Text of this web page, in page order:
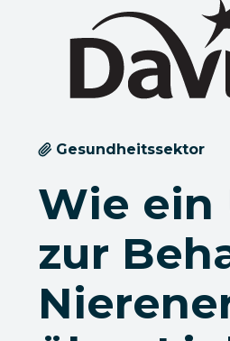
Gesundheitssektor
Wie ein
zur